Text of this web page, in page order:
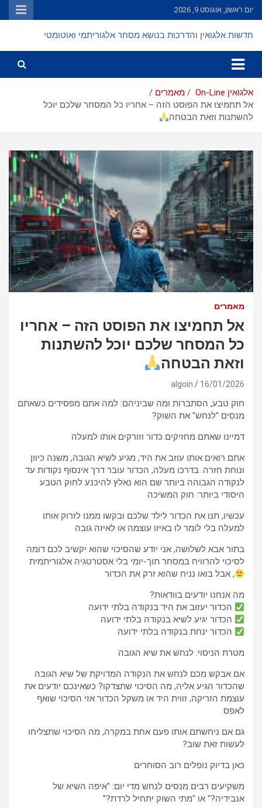
Skip
to
יום ראשון, אוגוסט 9, 2026
חדשות אלגואין והדרכות בנושא מסחר אלגוריתמי ואוטומטי
אלגואין On-Line
מאמרים
אל תחמיצו את הפוסט הזה – אחריו כל המסחר שלכם יוכל
להשתנות וזאת הבטחה
מאמרים
אל תחמיצו את הפוסט הזה – אחריו
כל המסחר שלכם יוכל להשתנות
וזאת הבטחה
16/01/2026
algoin
חוק טבע, הסתברות ומה שביניהם: למה אתם מפסידים כשאתם
מנסים "לנחש" את השוק?
דמיינו שאתם מחזיקים כדור וזורקים אותו למעלה
אתם רואים אותו עוזב את היד, מגיע לשיא הגובה, משנה כיוון
ונוחת חזרה. בדרכו מעלה, הכדור עובר דרך אינסוף נקודות עד
לנקודה הגבוהה ביותר שם הוא נאלץ להיכנע לחוק הטבע
היסודי ביותר: חוק המשיכה
עכשיו, תנו את הכדור לילד שלכם ובקשו ממנו לזרוק אותו
למעלה בלי לומר לו באיזו עוצמה או לאיזה גובה
בתור אבא לשלושה, אני יודע שהסיכוי שהוא יקשיב לכם דומה
לסיכוי להרוויח במסחר תוך-יומי בלי אסטרטגיה אלגוריתמית
, אבל בואו נניח שהוא זרק את הכדור
מה אנחנו יודעים בוודאות?
הכדור יעזוב את היד בנקודה בלתי ידועה
הכדור יגיע לשיא בנקודה בלתי ידועה
הכדור ינחת בנקודה בלתי ידועה
מטרת הניסוי: לנחש את שיא הגובה
אם אבקש מכם לנחש את הנקודה המדויקת של שיא הגובה
שהכדור הגיע אליה, מה הסיכוי שתצדקו? כשאינכם יודעים את
עוצמת הזריקה, זווית היד או משקל הכדור אזי הסיכוי שואף
לאפס
גם אם ניחשתם אותו פעם אחת במקרה, מה הסיכוי שתצליחו
לעשות זאת שוב?
כאן בדיוק נופלים רוב הסוחרים
משקיעים רבים מנסים לנחש מדי יום: "איפה השיא של
אנבידיה?" או "מתי השוק יתחיל לרדת?"